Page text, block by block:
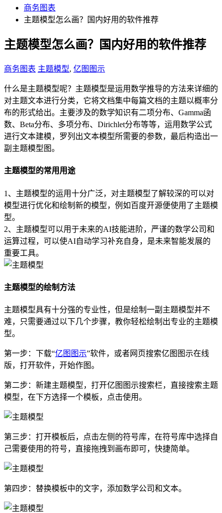
商务图表
主题模型怎么画？国内好用的软件推荐
主题模型怎么画？国内好用的软件推荐
商务图表 主题模型, 亿图图示
什么是主题模型呢？主题模型是运用数学推导的方法来详细的
对主题文本进行分类，它将文档集中每篇文档的主题以概率分
布的形式给出。主要涉及的数学知识有二项分布、Gamma函
数、Beta分布、多项分布、Dirichlet分布等等，运用数学公式
进行文本建模，罗列出文本模型所需要的参数，最后构造出一
副主题模型图。
主题模型的常用用途
1、主题模型的运用十分广泛，对主题模型了解较深的可以对
模型进行优化和绘制新的模型，例如百度开源便使用了主题模
型。
2、主题模型可以用于未来的AI技能进阶，严谨的数学公司和
运算过程，可以使AI自动学习补充自身，是未来智能发展的
重要工具。
主题模型的绘制方法
主题模型具有十分强的专业性，但是绘制一副主题模型并不
难，只需要通过以下几个步骤，教你轻松绘制出专业的主题模
型。
第一步：下载“亿图图示”软件，或者网页搜索亿图图示在线
版，打开软件，开始作图。
第二步：新建主题模型，打开亿图图示搜索栏，直接搜索主题
模型，在下方选择一个模板，点击使用。
第三步：打开模板后，点击左侧的符号库，在符号库中选择自
己需要使用的符号，直接拖拽到画布即可，快捷简单。
第四步：替换模板中的文字，添加数学公司和文本。